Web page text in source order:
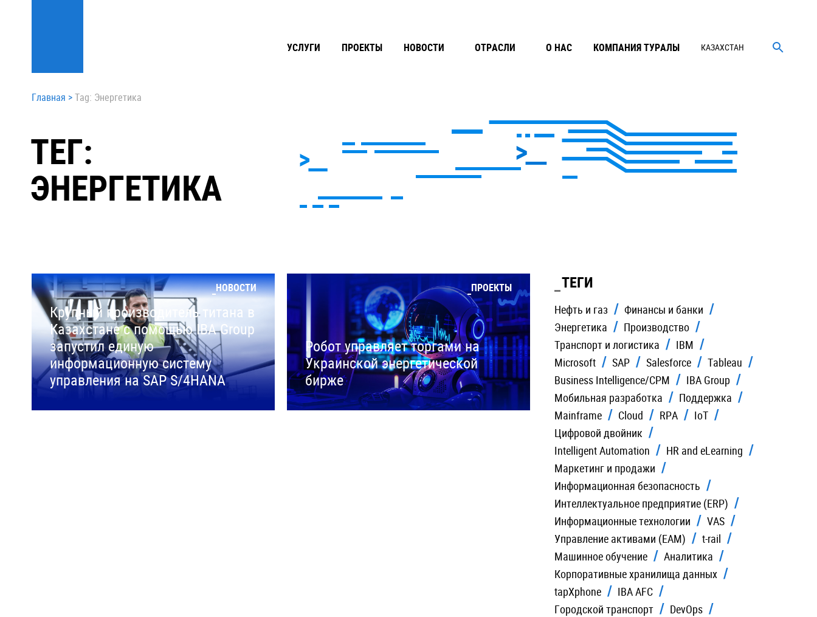
КАЗАХСТАН
УСЛУГИ ПРОЕКТЫ НОВОСТИ ОТРАСЛИ О НАС КОМПАНИЯ ТУРАЛЫ
Главная >Tag: Энергетика
ТЕГ:
ЭНЕРГЕТИКА
НОВОСТИ
Крупный производитель титана в
Казахстане с помощью IBA Group
запустил единую
информационную систему
управления на SAP S/4HANA
ПРОЕКТЫ
Робот управляет торгами на
Украинской энергетической
бирже
ТЕГИ
Нефть и газ
Финансы и банки
Энергетика
Производство
Транспорт и логистика
IBM
Microsoft
SAP Salesforce
Tableau
Business Intelligence/CPM
IBA Group
Мобильная разработка
Поддержка
Mainframe
Cloud RPA
IoT
Цифровой двойник
Intelligent Automation
HR and eLearning
Маркетинг и продажи
Информационная безопасность
Интеллектуальное предприятие (ERP)
Информационные технологии
VAS
Управление активами (EAM)
t-rail
Машинное обучение
Аналитика
Корпоративные хранилища данных
tapXphone
IBA AFC
Городской транспорт
DevOps